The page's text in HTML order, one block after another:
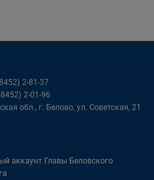
2-81-37
2-01-96
обл., г. Белово, ул. Советская, 21
аккаунт Главы Беловского